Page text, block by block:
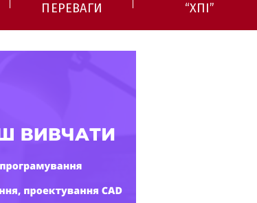
ПЕРЕВАГИ
“ХПІ”